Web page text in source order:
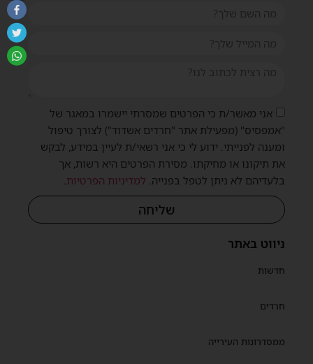
ניווט באתר
חדשות
חרדים
ממסדרונות העירייה
אני מאשר/ת כי הפרטים שמסרתי יישמרו במאגר של
"אמפסיס" (מפעילת אתר "חרדים אשדוד") לצורך טיפול
ומענה לפנייתי. ידוע לי כי אני רשאי/ת לעיין במידע, לבקש
את תיקונו או מחיקתו. מסירת הפרטים היא רשות, אך
בלעדיהם לא ניתן לטפל בפנייה. למדיניות הפרטיות.
שליחה